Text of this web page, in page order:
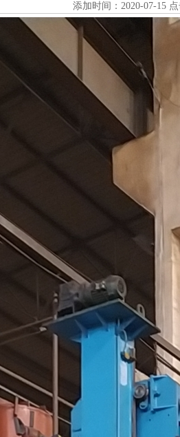
添加时间：2020-07-15